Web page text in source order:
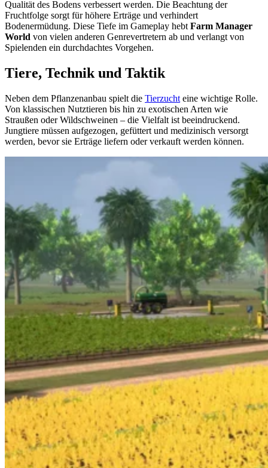
Qualität des Bodens verbessert werden. Die Beachtung der
Fruchtfolge sorgt für höhere Erträge und verhindert
Bodenermüdung. Diese Tiefe im Gameplay hebt Farm Manager
World von vielen anderen Genrevertretern ab und verlangt von
Spielenden ein durchdachtes Vorgehen.
Tiere, Technik und Taktik
Neben dem Pflanzenanbau spielt die Tierzucht eine wichtige Rolle.
Von klassischen Nutztieren bis hin zu exotischen Arten wie
Straußen oder Wildschweinen – die Vielfalt ist beeindruckend.
Jungtiere müssen aufgezogen, gefüttert und medizinisch versorgt
werden, bevor sie Erträge liefern oder verkauft werden können.